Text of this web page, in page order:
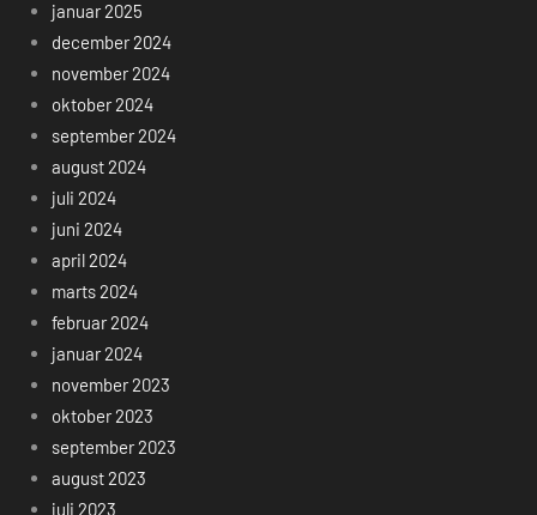
januar 2025
december 2024
november 2024
oktober 2024
september 2024
august 2024
juli 2024
juni 2024
april 2024
marts 2024
februar 2024
januar 2024
november 2023
oktober 2023
september 2023
august 2023
juli 2023